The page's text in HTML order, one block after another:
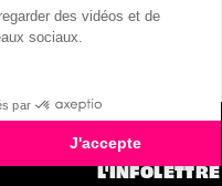
INSCRIS-TOI À
L'INFOLETTRE